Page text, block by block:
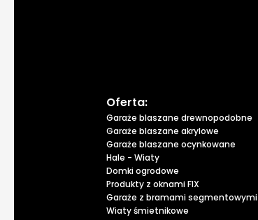
Oferta:
Garaże blaszane drewnopodobne
Garaże blaszane akrylowe
Garaże blaszane ocynkowane
Hale - Wiaty
Domki ogrodowe
Produkty z oknami FIX
Garaże z bramami segmentowymi
Wiaty śmietnikowe